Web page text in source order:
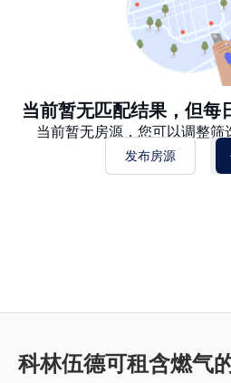
当前暂无匹配结果，但每
当前暂无房源，您可以调整筛
发布房源
科林伍德可租含燃气